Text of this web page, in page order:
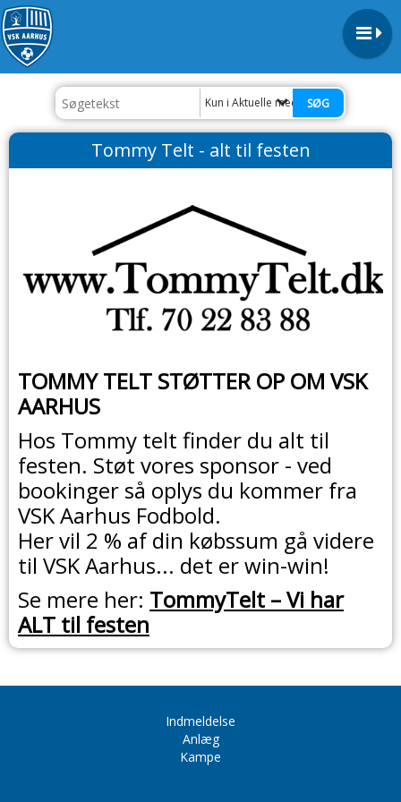
Kun i Aktuelle medlemstilbud
Tommy Telt - alt til festen
TOMMY TELT STØTTER OP OM VSK
AARHUS
Hos Tommy telt finder du alt til
festen. Støt vores sponsor - ved
bookinger så oplys du kommer fra
VSK Aarhus Fodbold.
Her vil 2 % af din købssum gå videre
til VSK Aarhus... det er win-win!
Se mere her: TommyTelt – Vi har
ALT til festen
Indmeldelse
Anlæg
Kampe